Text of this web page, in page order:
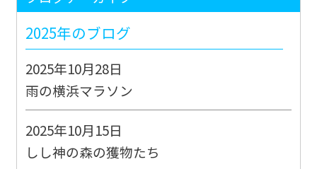
2025年のブログ
2025年10月28日
雨の横浜マラソン
2025年10月15日
しし神の森の獲物たち